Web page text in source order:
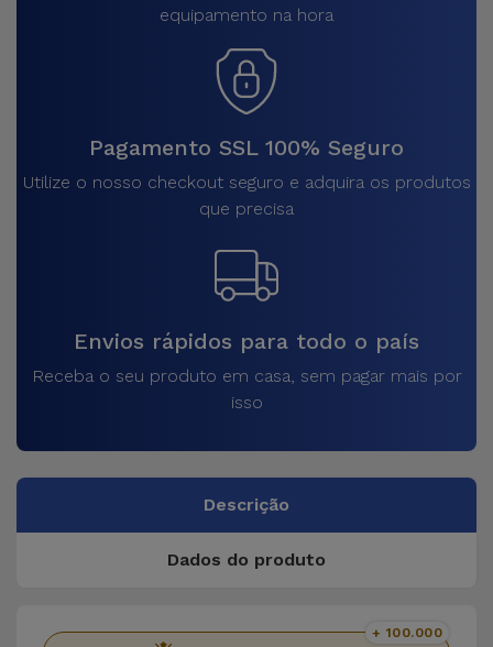
equipamento na hora
Pagamento SSL 100% Seguro
Utilize o nosso checkout seguro e adquira os produtos
que precisa
Envios rápidos para todo o país
Receba o seu produto em casa, sem pagar mais por
isso
Descrição
Dados do produto
+ 100.000